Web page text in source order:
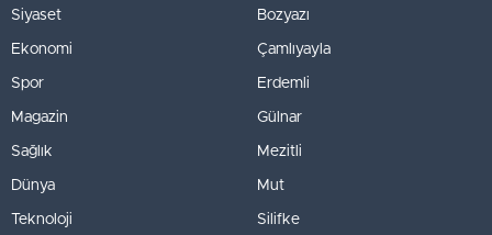
Siyaset
Ekonomi
Spor
Magazin
Sağlık
Dünya
Teknoloji
Bozyazı
Çamlıyayla
Erdemli
Gülnar
Mezitli
Mut
Silifke